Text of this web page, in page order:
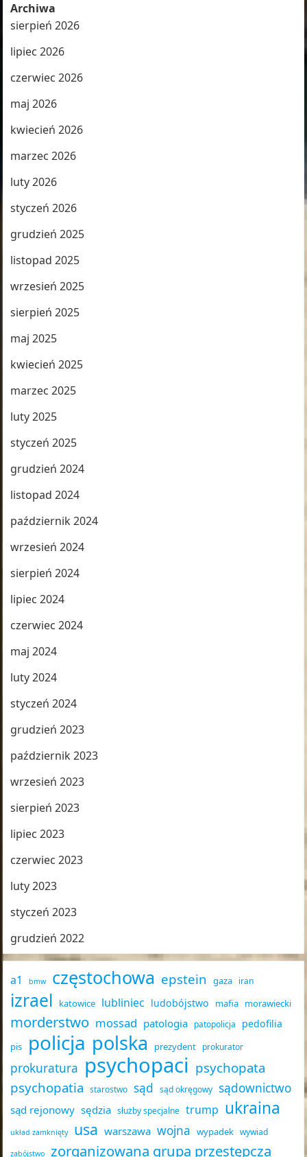
Archiwa
sierpień 2026
lipiec 2026
czerwiec 2026
maj 2026
kwiecień 2026
marzec 2026
luty 2026
styczeń 2026
grudzień 2025
listopad 2025
wrzesień 2025
sierpień 2025
maj 2025
kwiecień 2025
marzec 2025
luty 2025
styczeń 2025
grudzień 2024
listopad 2024
październik 2024
wrzesień 2024
sierpień 2024
lipiec 2024
czerwiec 2024
maj 2024
luty 2024
styczeń 2024
grudzień 2023
październik 2023
wrzesień 2023
sierpień 2023
lipiec 2023
czerwiec 2023
luty 2023
styczeń 2023
grudzień 2022
a1 bmw częstochowa epstein gaza iran
izrael katowice lubliniec ludobójstwo mafia morawiecki
morderstwo mossad patologia patopolicja pedofilia
pis policja polska prezydent prokurator
prokuratura psychopaci psychopata
psychopatia
starostwo sąd sąd okręgowy sądownictwo
sąd rejonowy sędzia służby specjalne trump ukraina
układ zamknięty usa warszawa wojna wypadek wywiad
zabójstwo zorganizowana grupa przestępcza